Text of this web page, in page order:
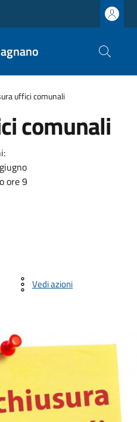
uffici comunali
comunali
ore 9
Vedi azioni